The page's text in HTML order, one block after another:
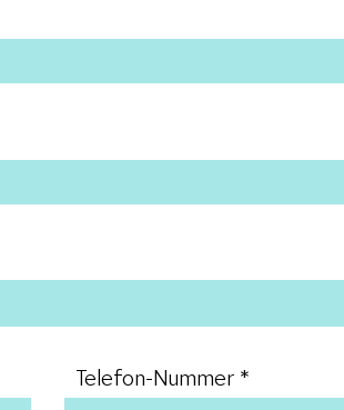
Telefon-Nummer